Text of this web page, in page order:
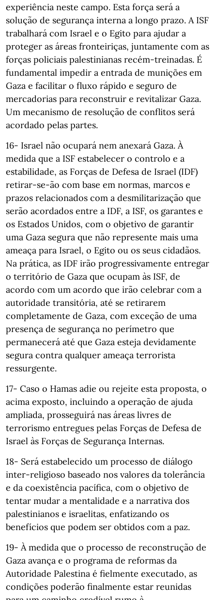
experiência neste campo. Esta força será a
solução de segurança interna a longo prazo. A ISF
trabalhará com Israel e o Egito para ajudar a
proteger as áreas fronteiriças, juntamente com as
forças policiais palestinianas recém-treinadas. É
fundamental impedir a entrada de munições em
Gaza e facilitar o fluxo rápido e seguro de
mercadorias para reconstruir e revitalizar Gaza.
Um mecanismo de resolução de conflitos será
acordado pelas partes.
16- Israel não ocupará nem anexará Gaza. À
medida que a ISF estabelecer o controlo e a
estabilidade, as Forças de Defesa de Israel (IDF)
retirar-se-ão com base em normas, marcos e
prazos relacionados com a desmilitarização que
serão acordados entre a IDF, a ISF, os garantes e
os Estados Unidos, com o objetivo de garantir
uma Gaza segura que não represente mais uma
ameaça para Israel, o Egito ou os seus cidadãos.
Na prática, as IDF irão progressivamente entregar
o território de Gaza que ocupam às ISF, de
acordo com um acordo que irão celebrar com a
autoridade transitória, até se retirarem
completamente de Gaza, com exceção de uma
presença de segurança no perímetro que
permanecerá até que Gaza esteja devidamente
segura contra qualquer ameaça terrorista
ressurgente.
17- Caso o Hamas adie ou rejeite esta proposta, o
acima exposto, incluindo a operação de ajuda
ampliada, prosseguirá nas áreas livres de
terrorismo entregues pelas Forças de Defesa de
Israel às Forças de Segurança Internas.
18- Será estabelecido um processo de diálogo
inter-religioso baseado nos valores da tolerância
e da coexistência pacífica, com o objetivo de
tentar mudar a mentalidade e a narrativa dos
palestinianos e israelitas, enfatizando os
benefícios que podem ser obtidos com a paz.
19- À medida que o processo de reconstrução de
Gaza avança e o programa de reformas da
Autoridade Palestina é fielmente executado, as
condições poderão finalmente estar reunidas